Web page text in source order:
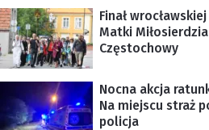
Finał
Matki
Częstochowy
Nocna akcja
Na miejscu straż
policja